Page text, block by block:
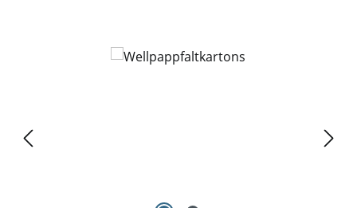
Skip image gallery